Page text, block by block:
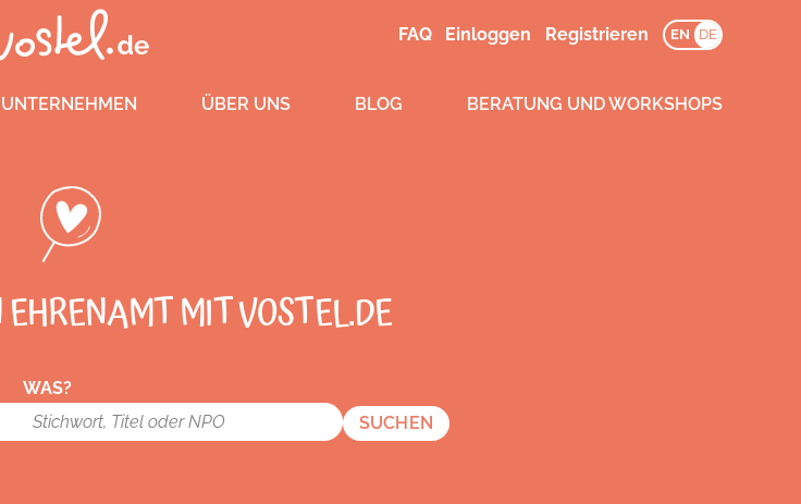
FAQ Einloggen Registrieren EN DE
ÜBER UNS BLOG BERATUNG UND WORKSHOPS
MIT VOSTEL.DE
WAS?
SUCHEN